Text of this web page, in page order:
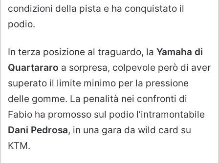
condizioni della pista e ha conquistato il
podio.
In terza posizione al traguardo, la Yamaha di
Quartararo a sorpresa, colpevole però di aver
superato il limite minimo per la pressione
delle gomme. La penalità nei confronti di
Fabio ha promosso sul podio l’intramontabile
Dani Pedrosa, in una gara da wild card su
KTM.